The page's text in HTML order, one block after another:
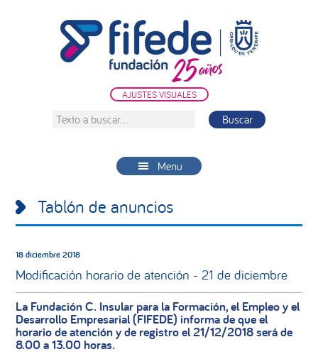
AJUSTES VISUALES
Texto
Menu
Tablón de anuncios
18 diciembre 2018
Modificación horario de atención - 21 de diciembre
La Fundación C. Insular para la Formación, el Empleo y el
Desarrollo Empresarial (FIFEDE) informa de que el
horario de atención y de registro el 21/12/2018 será de
8.00 a 13.00 horas.